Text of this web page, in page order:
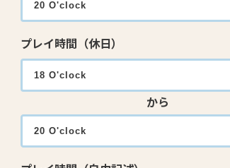
プレイ時間（休日）
から